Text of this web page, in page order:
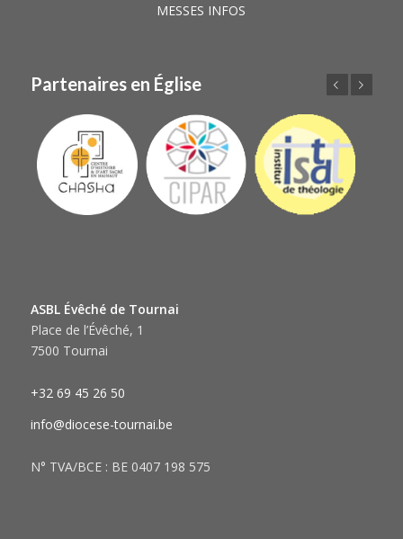
MESSES INFOS
Partenaires en Église
ASBL Évêché de Tournai
Place de l’Évêché, 1
7500 Tournai
+32 69 45 26 50
info@diocese-tournai.be
N° TVA/BCE : BE 0407 198 575